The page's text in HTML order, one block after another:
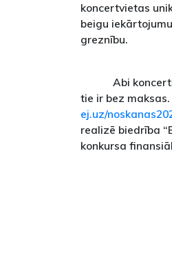
koncertvietas
beigu
greznību.
Abi
tie ir bez
ej.uz/
realizē biedrība
konkursa